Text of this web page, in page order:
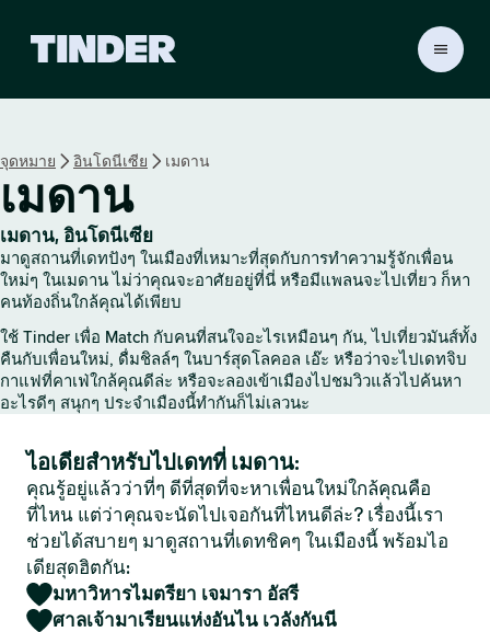
ก
d
e
จุดหมาย อินโดนีเซีย เมดาน
เมดาน
เมดาน, อินโดนีเซีย
มาดูสถานที่เดทปังๆ ในเมืองที่เหมาะที่สุดกับการทำความรู้จักเพื่อน
ใหม่ๆ ในเมดาน ไม่ว่าคุณจะอาศัยอยู่ที่นี่ หรือมีแพลนจะไปเที่ยว ก็หา
คนท้องถิ่นใกล้คุณได้เพียบ
ใช้ Tinder เพื่อ Match กับคนที่สนใจอะไรเหมือนๆ กัน, ไปเที่ยวมันส์ทั้ง
คืนกับเพื่อนใหม่, ดื่มชิลล์ๆ ในบาร์สุดโลคอล เอ๊ะ หรือว่าจะไปเดทจิบ
กาแฟที่คาเฟ่ใกล้คุณดีล่ะ หรือจะลองเข้าเมืองไปชมวิวแล้วไปค้นหา
อะไรดีๆ สนุกๆ ประจำเมืองนี้ทำกันก็ไม่เลวนะ
ไอเดียสำหรับไปเดทที่ เมดาน:
คุณรู้อยู่แล้วว่าที่ๆ ดีที่สุดที่จะหาเพื่อนใหม่ใกล้คุณคือ
ที่ไหน แต่ว่าคุณจะนัดไปเจอกันที่ไหนดีล่ะ? เรื่องนี้เรา
ช่วยได้สบายๆ มาดูสถานที่เดทชิคๆ ในเมืองนี้ พร้อมไอ
เดียสุดฮิตกัน:
มหาวิหารไมตรียา เจมารา อัสรี
ศาลเจ้ามาเรียนแห่งอันไน เวลังกันนี